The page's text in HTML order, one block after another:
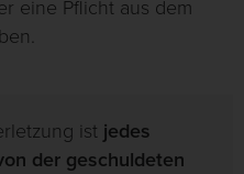
eine Pflicht aus dem
ist jedes
der geschuldeten